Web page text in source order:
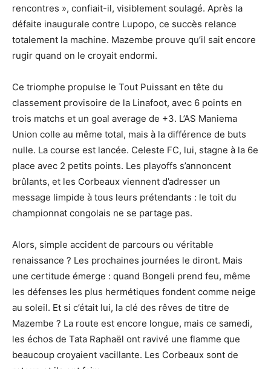
rencontres », confiait-il, visiblement soulagé. Après la
défaite inaugurale contre Lupopo, ce succès relance
totalement la machine. Mazembe prouve qu’il sait encore
rugir quand on le croyait endormi.
Ce triomphe propulse le Tout Puissant en tête du
classement provisoire de la Linafoot, avec 6 points en
trois matchs et un goal average de +3. L’AS Maniema
Union colle au même total, mais à la différence de buts
nulle. La course est lancée. Celeste FC, lui, stagne à la 6e
place avec 2 petits points. Les playoffs s’annoncent
brûlants, et les Corbeaux viennent d’adresser un
message limpide à tous leurs prétendants : le toit du
championnat congolais ne se partage pas.
Alors, simple accident de parcours ou véritable
renaissance ? Les prochaines journées le diront. Mais
une certitude émerge : quand Bongeli prend feu, même
les défenses les plus hermétiques fondent comme neige
au soleil. Et si c’était lui, la clé des rêves de titre de
Mazembe ? La route est encore longue, mais ce samedi,
les échos de Tata Raphaël ont ravivé une flamme que
beaucoup croyaient vacillante. Les Corbeaux sont de